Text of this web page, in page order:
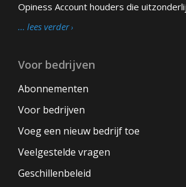
Opiness Account houders die
… lees verder
Voor bedrijven
Abonnementen
Voor bedrijven
Voeg een nieuw bedrijf toe
Veelgestelde vragen
Geschillenbeleid